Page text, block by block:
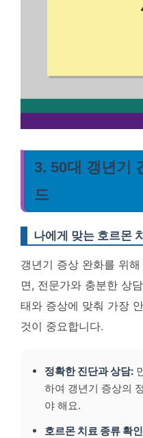
3. 50대 갱년기
드
나에게 맞는 호르몬
갱년기 증상 완화를 위
면, 전문가와 충분한 상
태와 증상에 맞춰 가장
것이 중요합니다.
정확한 진단과 상담:
하여 갱년기 증상의
야 해요.
호르몬 치료 종류 확